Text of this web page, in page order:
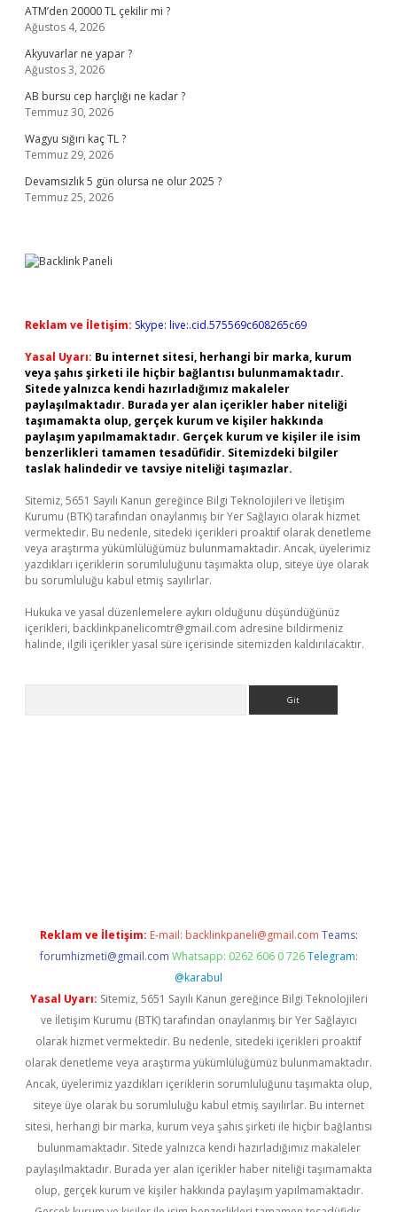
ATM’den 20000 TL çekilir mi ?
Ağustos 4, 2026
Akyuvarlar ne yapar ?
Ağustos 3, 2026
AB bursu cep harçlığı ne kadar ?
Temmuz 30, 2026
Wagyu sığırı kaç TL ?
Temmuz 29, 2026
Devamsızlık 5 gün olursa ne olur 2025 ?
Temmuz 25, 2026
Reklam ve İletişim: Skype: live:.cid.575569c608265c69
Yasal Uyarı: Bu internet sitesi, herhangi bir marka, kurum
veya şahıs şirketi ile hiçbir bağlantısı bulunmamaktadır.
Sitede yalnızca kendi hazırladığımız makaleler
paylaşılmaktadır. Burada yer alan içerikler haber niteliği
taşımamakta olup, gerçek kurum ve kişiler hakkında
paylaşım yapılmamaktadır. Gerçek kurum ve kişiler ile isim
benzerlikleri tamamen tesadüfidir. Sitemizdeki bilgiler
taslak halindedir ve tavsiye niteliği taşımazlar.
Sitemiz, 5651 Sayılı Kanun gereğince Bilgi Teknolojileri ve İletişim
Kurumu (BTK) tarafından onaylanmış bir Yer Sağlayıcı olarak hizmet
vermektedir. Bu nedenle, sitedeki içerikleri proaktif olarak denetleme
veya araştırma yükümlülüğümüz bulunmamaktadır. Ancak, üyelerimiz
yazdıkları içeriklerin sorumluluğunu taşımakta olup, siteye üye olarak
bu sorumluluğu kabul etmiş sayılırlar.
Hukuka ve yasal düzenlemelere aykırı olduğunu düşündüğünüz
içerikleri, backlinkpanelicomtr@gmail.com adresine bildirmeniz
halinde, ilgili içerikler yasal süre içerisinde sitemizden kaldırılacaktır.
Reklam ve İletişim: E-mail: backlinkpaneli@gmail.com Teams:
forumhizmeti@gmail.com Whatsapp: 0262 606 0 726 Telegram:
@karabul
Yasal Uyarı: Sitemiz, 5651 Sayılı Kanun gereğince Bilgi Teknolojileri
ve İletişim Kurumu (BTK) tarafından onaylanmış bir Yer Sağlayıcı
olarak hizmet vermektedir. Bu nedenle, sitedeki içerikleri proaktif
olarak denetleme veya araştırma yükümlülüğümüz bulunmamaktadır.
Ancak, üyelerimiz yazdıkları içeriklerin sorumluluğunu taşımakta olup,
siteye üye olarak bu sorumluluğu kabul etmiş sayılırlar. Bu internet
sitesi, herhangi bir marka, kurum veya şahıs şirketi ile hiçbir bağlantısı
bulunmamaktadır. Sitede yalnızca kendi hazırladığımız makaleler
paylaşılmaktadır. Burada yer alan içerikler haber niteliği taşımamakta
olup, gerçek kurum ve kişiler hakkında paylaşım yapılmamaktadır.